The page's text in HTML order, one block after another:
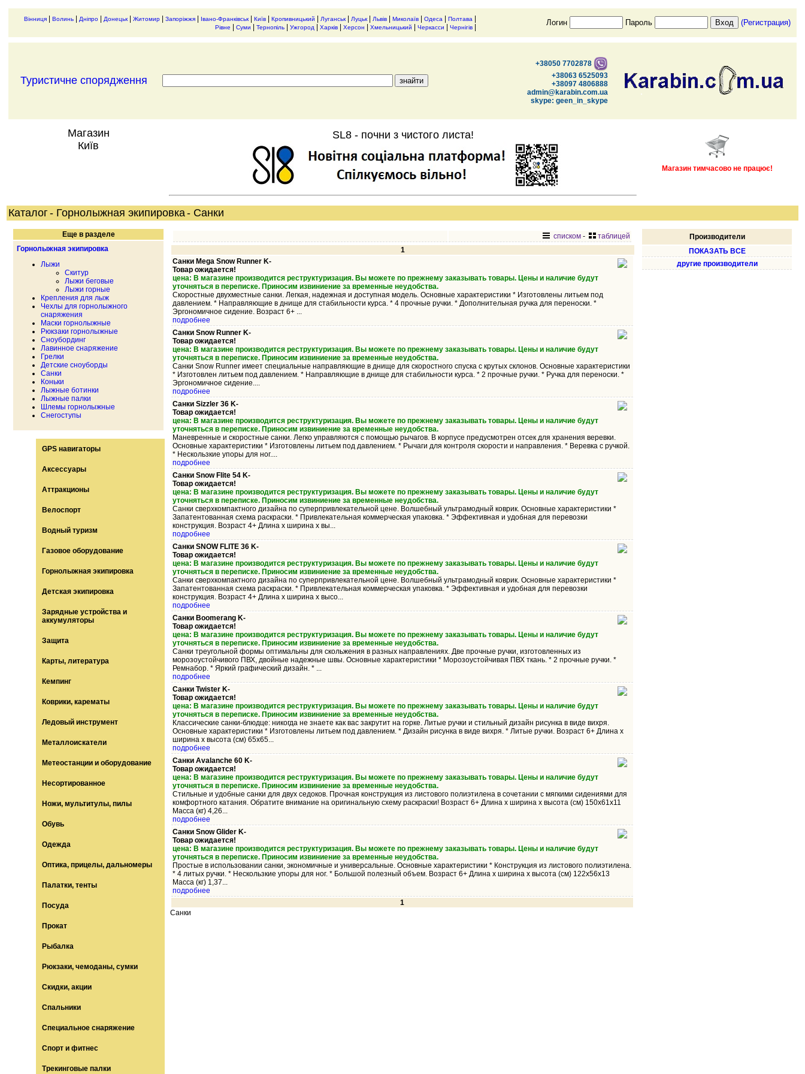
Вінниця Волинь Дніпро Донецьк| Житомир Запоріжжя Івано-Франківськ| Київ Кропивницький Луганськ| Луцьк| Львів Миколаїв Одеса Полтава
Рівне Суми Тернопіль Ужгород Харків Херсон Хмельницький Черкасси Чернігів
Логин Пароль (Регистрация)
Туристичне спорядження
+38050 7702878
+38063 6525093
+38097 4806888
admin@karabin.com.ua
skype: geen_in_skype
Магазин
Київ
SL8 - почни з чистого листа!
Магазин тимчасово не працює!
Каталог - Горнолыжная экипировка- Санки
Еще в разделе
Горнолыжная экипировка
Лыжи
Скитур
Лыжи беговые
Лыжи горные
Крепления для лыж
Чехлы для горнолыжного
снаряжения
Маски горнолыжные
Рюкзаки горнолыжные
Сноубординг
Лавинное снаряжение
Грелки
Детские сноуборды
Санки
Коньки
Лыжные ботинки
Лыжные палки
Шлемы горнолыжные
Снегоступы
GPS навигаторы
Аксессуары
Аттракционы
Велоспорт
Водный туризм
Газовое оборудование
Горнолыжная экипировка
Детская экипировка
Зарядные устройства и
аккумуляторы
Защита
Карты, литература
Кемпинг
Коврики, карематы
Ледовый инструмент
Металлоискатели
Метеостанции и оборудование
Несортированное
Ножи, мультитулы, пилы
Обувь
Одежда
Оптика, прицелы, дальномеры
Палатки, тенты
Посуда
Прокат
Рыбалка
Рюкзаки, чемоданы, сумки
Скидки, акции
Спальники
Специальное снаряжение
Спорт и фитнес
Трекинговые палки
списком -
таблицей
1
Санки Mega Snow Runner K-
Товар ожидается!
цена: В магазине производится реструктуризация. Вы можете по прежнему заказывать товары. Цены и наличие будут
уточняться в переписке. Приносим извиниение за временные неудобства.
Скоростные двухместные санки. Легкая, надежная и доступная модель. Основные характеристики * Изготовлены литьем под
давлением. * Направляющие в днище для стабильности курса. * 4 прочные ручки. * Дополнительная ручка для переноски. *
Эргономичное сидение. Возраст 6+ ...
подробнее
Санки Snow Runner K-
Товар ожидается!
цена: В магазине производится реструктуризация. Вы можете по прежнему заказывать товары. Цены и наличие будут
уточняться в переписке. Приносим извиниение за временные неудобства.
Санки Snow Runner имеет специальные направляющие в днище для скоростного спуска с крутых склонов. Основные характеристики
* Изготовлен литьем под давлением. * Направляющие в днище для стабильности курса. * 2 прочные ручки. * Ручка для переноски. *
Эргономичное сидение....
подробнее
Санки Sizzler 36 K-
Товар ожидается!
цена: В магазине производится реструктуризация. Вы можете по прежнему заказывать товары. Цены и наличие будут
уточняться в переписке. Приносим извиниение за временные неудобства.
Маневренные и скоростные санки. Легко управляются с помощью рычагов. В корпусе предусмотрен отсек для хранения веревки.
Основные характеристики * Изготовлены литьем под давлением. * Рычаги для контроля скорости и направления. * Веревка с ручкой.
* Нескользкие упоры для ног....
подробнее
Санки Snow Flite 54 K-
Товар ожидается!
цена: В магазине производится реструктуризация. Вы можете по прежнему заказывать товары. Цены и наличие будут
уточняться в переписке. Приносим извиниение за временные неудобства.
Санки сверхкомпактного дизайна по суперпривлекательной цене. Волшебный ультрамодный коврик. Основные характеристики *
Запатентованная схема раскраски. * Привлекательная коммерческая упаковка. * Эффективная и удобная для перевозки
конструкция. Возраст 4+ Длина х ширина х вы...
подробнее
Санки SNOW FLITE 36 K-
Товар ожидается!
цена: В магазине производится реструктуризация. Вы можете по прежнему заказывать товары. Цены и наличие будут
уточняться в переписке. Приносим извиниение за временные неудобства.
Санки сверхкомпактного дизайна по суперпривлекательной цене. Волшебный ультрамодный коврик. Основные характеристики *
Запатентованная схема раскраски. * Привлекательная коммерческая упаковка. * Эффективная и удобная для перевозки
конструкция. Возраст 4+ Длина х ширина х высо...
подробнее
Санки Boomerang K-
Товар ожидается!
цена: В магазине производится реструктуризация. Вы можете по прежнему заказывать товары. Цены и наличие будут
уточняться в переписке. Приносим извиниение за временные неудобства.
Санки треугольной формы оптимальны для скольжения в разных направлениях. Две прочные ручки, изготовленных из
морозоустойчивого ПВХ, двойные надежные швы. Основные характеристики * Морозоустойчивая ПВХ ткань. * 2 прочные ручки. *
Ремнабор. * Яркий графический дизайн. * ...
подробнее
Санки Twister K-
Товар ожидается!
цена: В магазине производится реструктуризация. Вы можете по прежнему заказывать товары. Цены и наличие будут
уточняться в переписке. Приносим извиниение за временные неудобства.
Классические санки-блюдце: никогда не знаете как вас закрутит на горке. Литые ручки и стильный дизайн рисунка в виде вихря.
Основные характеристики * Изготовлены литьем под давлением. * Дизайн рисунка в виде вихря. * Литые ручки. Возраст 6+ Длина х
ширина х высота (см) 65х65...
подробнее
Санки Avalanche 60 K-
Товар ожидается!
цена: В магазине производится реструктуризация. Вы можете по прежнему заказывать товары. Цены и наличие будут
уточняться в переписке. Приносим извиниение за временные неудобства.
Стильные и удобные санки для двух седоков. Прочная конструкция из листового полиэтилена в сочетании с мягкими сидениями для
комфортного катания. Обратите внимание на оригинальную схему раскраски! Возраст 6+ Длина х ширина х высота (см) 150х61х11
Масса (кг) 4,26...
подробнее
Санки Snow Glider K-
Товар ожидается!
цена: В магазине производится реструктуризация. Вы можете по прежнему заказывать товары. Цены и наличие будут
уточняться в переписке. Приносим извиниение за временные неудобства.
Простые в использовании санки, экономичные и универсальные. Основные характеристики * Конструкция из листового полиэтилена.
* 4 литых ручки. * Нескользкие упоры для ног. * Большой полезный объем. Возраст 6+ Длина х ширина х высота (см) 122х56х13
Масса (кг) 1,37...
подробнее
1
Санки
Производители
ПОКАЗАТЬ ВСЕ
другие производители